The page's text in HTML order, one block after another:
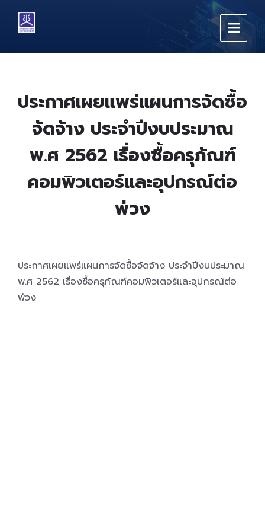
content
main
footer
ประกาศเผยแพร่แผนการจัดซื้อ
จัดจ้าง ประจำปีงบประมาณ
พ.ศ 2562 เรื่องซื้อครุภัณฑ์
คอมพิวเตอร์และอุปกรณ์ต่อ
พ่วง
ประกาศเผยแพร่แผนการจัดซื้อจัดจ้าง ประจำปีงบประมาณ
พ.ศ 2562 เรื่องซื้อครุภัณฑ์คอมพิวเตอร์และอุปกรณ์ต่อ
พ่วง